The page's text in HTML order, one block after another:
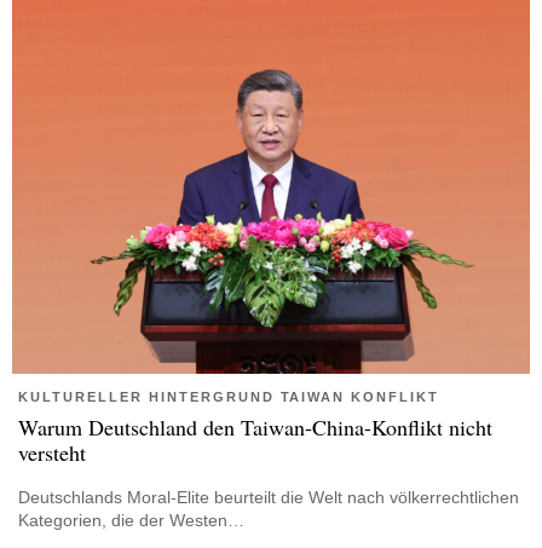
KULTURELLER HINTERGRUND TAIWAN KONFLIKT
Warum Deutschland den Taiwan-China-Konflikt nicht
versteht
Deutschlands Moral-Elite beurteilt die Welt nach völkerrechtlichen
Kategorien, die der Westen…